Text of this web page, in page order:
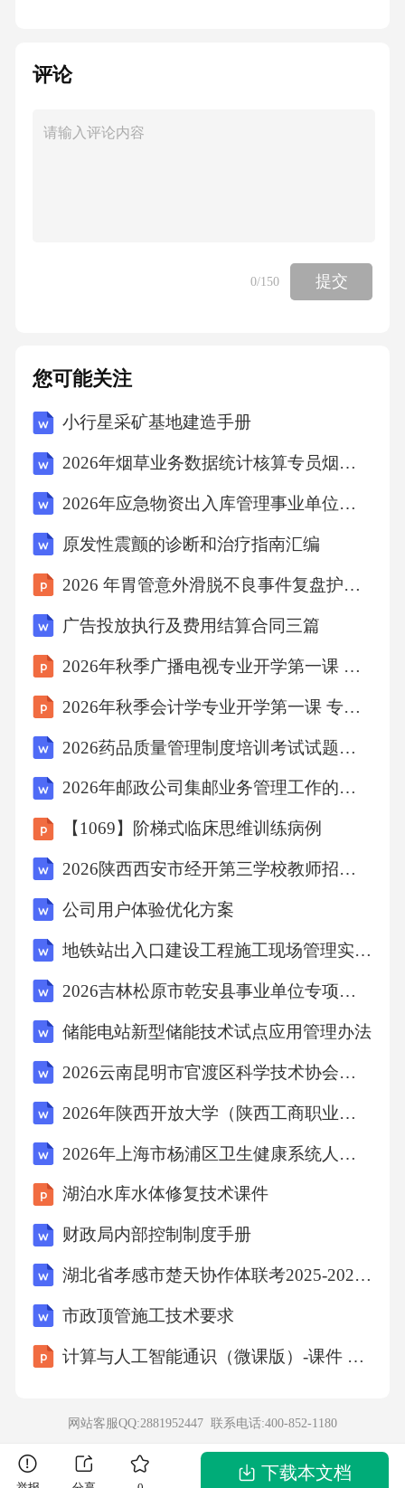
C、只有瞄准鱼的下方才能叉到鱼
使得水中部分的手指看上去变粗了，体现了光
的折射原理;B项，从池底反射的光线由水中进
射率大于空气，所以折射角大于入射角，折射
高，看上去池子变浅了，体现了光的折射原理;
C项，瞄准鱼的下方才能叉到鱼，体现了光的折
射原理;D项，宁静的湖水能将云朵反射进小明
考点：物理常识6、以下关于化学常识的说法，
正确的是（）
A、任何金属都能和氧发生反应生成金属氧化物
条件下生成臭氧所致
C、浓硫酸和稀硫酸都具有脱水性
D、被科学家称为人体微量元素中的“防癌之王”
的是碘
【答案】：B
解析A项，金不能和氧发生反应生成金属氧化
人感到空气清新，B项正确；C项，浓硫酸有脱
水性，稀硫酸没有脱水性，C项错误；D项，硒
被科学家称为人体微量元素中的“防癌之王”，D
考点化学常识7、下列哪些行为属于心理健康的
范围（）
A、能极力满足个人的需要
绪
评论
0/150 提交
您可能关注
小行星采矿基地建造手册
2026年烟草业务数据统计核算专员烟草公司招聘考试笔试试题（含答案）
2026年应急物资出入库管理事业单位招聘考试笔试试题（含答案）
原发性震颤的诊断和治疗指南汇编
2026 年胃管意外滑脱不良事件复盘护理个案
广告投放执行及费用结算合同三篇
2026年秋季广播电视专业开学第一课 专业精神与文化传承
2026年秋季会计学专业开学第一课 专业认知与学业规划讲座方案
2026药品质量管理制度培训考试试题及答案
2026年邮政公司集邮业务管理工作的计划
【1069】阶梯式临床思维训练病例
2026陕西西安市经开第三学校教师招聘备考题库参考答案详解
公司用户体验优化方案
地铁站出入口建设工程施工现场管理实施方案
2026吉林松原市乾安县事业单位专项招聘普通高校毕业生2人备考题库及一套答案详解
储能电站新型储能技术试点应用管理办法
2026云南昆明市官渡区科学技术协会招聘1人备考题库及完整答案详解一套
2026年陕西开放大学（陕西工商职业学院）招聘师资及辅导员备考题库（23人）含答案详解
2026年上海市杨浦区卫生健康系统人员招聘笔试参考题库及答案解析
湖泊水库水体修复技术课件
财政局内部控制制度手册
湖北省孝感市楚天协作体联考2025-2026学年高一上学期11月期中化学试题（含答案）
市政顶管施工技术要求
计算与人工智能通识（微课版）-课件 第1章 计算与人工智能概论
网站客服QQ:2881952447 联系电话:400-852-1180
下载本文档